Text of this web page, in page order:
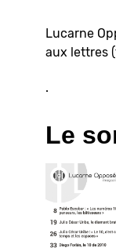
Lucarne
aux lettres
.
Le